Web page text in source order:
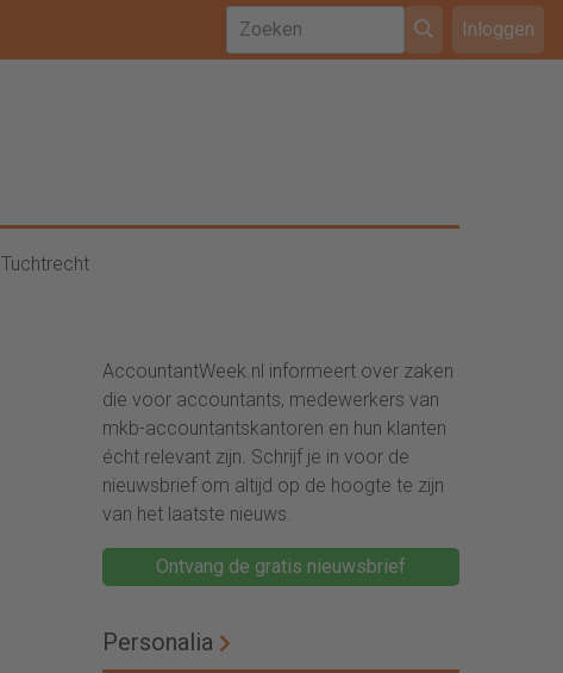
Inloggen
Tuchtrecht
AccountantWeek.nl informeert over zaken
die voor accountants, medewerkers van
mkb-accountantskantoren en hun klanten
écht relevant zijn. Schrijf je in voor de
nieuwsbrief om altijd op de hoogte te zijn
van het laatste nieuws.
Ontvang de gratis nieuwsbrief
Personalia